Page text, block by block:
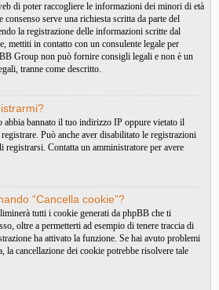
di poter raccogliere le informazioni dei minori di età
consenso serve una richiesta scritta da parte del
la registrazione delle informazioni scritte dal
mettiti in contatto con un consulente legale per
Group non può fornire consigli legali e non è un
tranne come descritto.
abbia bannato il tuo indirizzo IP oppure vietato il
Può anche aver disabilitato le registrazioni
Contatta un amministratore per avere
“Cancella cookie”?
tutti i cookie generati da phpBB che ti
oltre a permetterti ad esempio di tenere traccia di
ha attivato la funzione. Se hai avuto problemi
la cancellazione dei cookie potrebbe risolvere tale